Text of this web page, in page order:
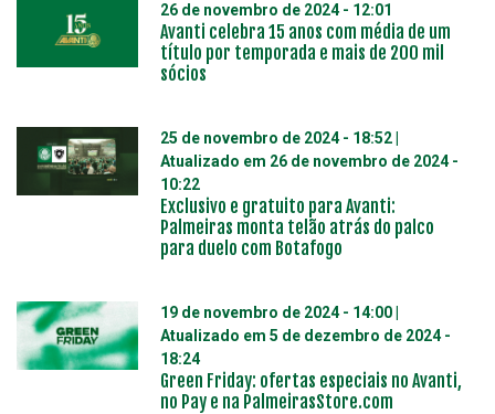
26 de novembro de 2024 - 12:01
Avanti celebra 15 anos com média de um
título por temporada e mais de 200 mil
sócios
25 de novembro de 2024 - 18:52
Atualizado em 26 de novembro de 2024 -
10:22
Exclusivo e gratuito para Avanti:
Palmeiras monta telão atrás do palco
para duelo com Botafogo
19 de novembro de 2024 - 14:00
Atualizado em 5 de dezembro de 2024 -
18:24
Green Friday: ofertas especiais no Avanti,
no Pay e na PalmeirasStore.com